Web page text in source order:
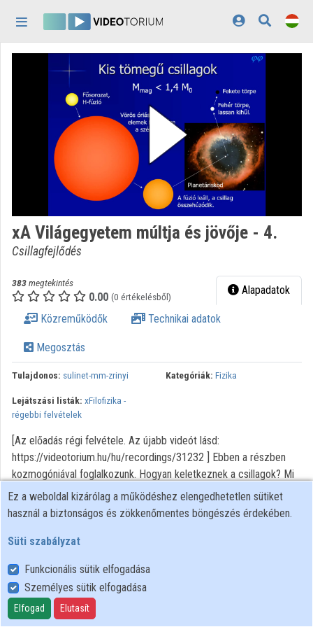
Bejelentkezés
Kategóriák
Lejátszási listák
Közreműködők
xA Világegyetem múltja és jövője - 4.
Csillagfejlődés
383megtekintés
0.00 (0 értékelésből) Alapadatok
Közreműködők Technikai adatok
Megosztás
Tulajdonos: sulinet-mm-zrinyi Kategóriák: Fizika
Lejátszási listák: xFilofizika -
régebbi felvételek
[Az előadás régi felvétele. Az újabb videót lásd:
https://videotorium.hu/hu/recordings/31232 ] Ebben a részben
kozmogóniával foglalkozunk. Hogyan keletkeznek a csillagok? Mi
tartja fent hosszú időn keresztül a stabil állapotot? Áttekintjük a
csillagfejlődés végállapotait is.
Felhasználói szabályzat
Adatkezelési tájékoztató
Süti szabályzat
Ez a weboldal kizárólag a működéshez elengedhetetlen sütiket
használ a biztonságos és zökkenőmentes böngészés érdekében.
Süti szabályzat
Funkcionális sütik elfogadása
Személyes sütik elfogadása
Elfogad Elutasít